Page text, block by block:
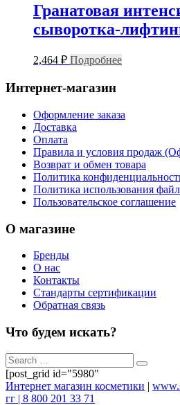
Гранатовая
сыворотка-
2,464 ₽ Подробнее
Интернет-магазин
Оформление заказа
Доставка
Оплата
Правила и условия продаж
Возврат и обмен товара
Политика
Политика использования
Пользовательское соглашение
О магазине
Бренды
О нас
Контакты
Стандарты сертификации
Обратная связь
Что будем искать?
[post_grid id="5980"
Интернет магазин косметики |
гг | 8 800 201 33 71